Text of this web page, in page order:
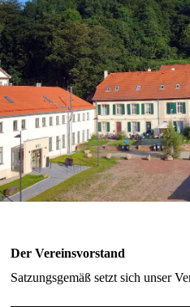
Der Vereinsvorstand
Satzungsgemäß setzt sich unser